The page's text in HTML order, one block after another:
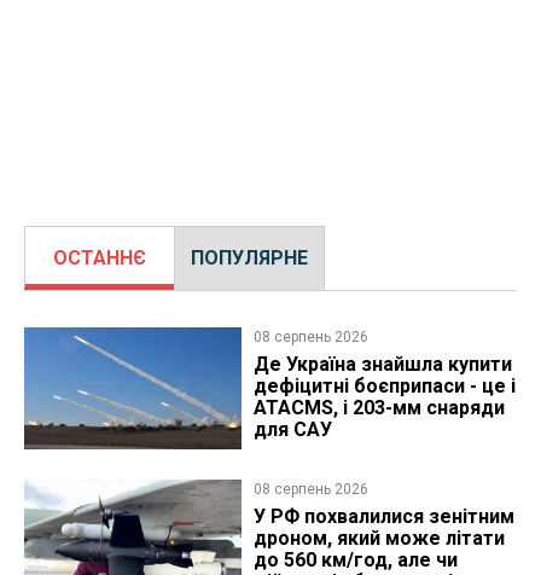
ОСТАННЄ ПОПУЛЯРНЕ
08 серпень 2026
Де Україна знайшла купити
дефіцитні боєприпаси - це і
ATACMS, і 203-мм снаряди
для САУ
08 серпень 2026
У РФ похвалилися зенітним
дроном, який може літати
до 560 км/год, але чи